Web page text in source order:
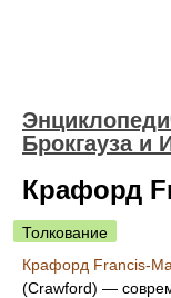
Брокгауза и
Крафорд
Толкование
Крафорд Francis-
(Crawford) —